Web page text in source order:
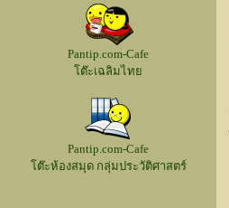
Pantip.com-Cafe
โต๊ะเฉลิมไทย
Pantip.com-Cafe
โต๊ะห้องสมุด กลุ่มประวัติศาสตร์